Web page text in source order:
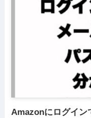
Amazonにログイン